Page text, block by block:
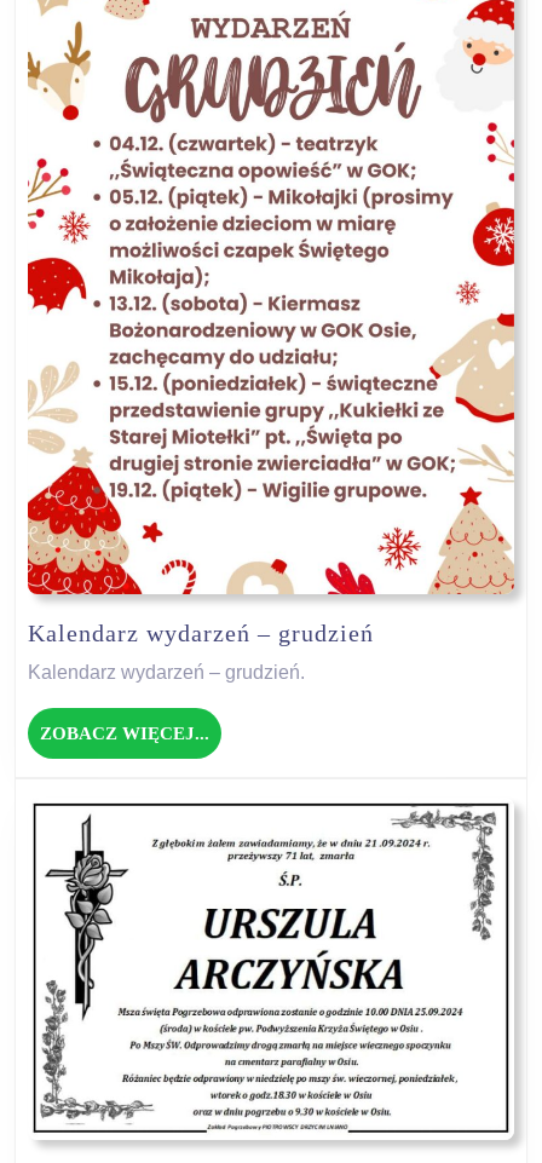
Kalendarz wydarzeń – grudzień
Kalendarz wydarzeń – grudzień.
ZOBACZ WIĘCEJ... ZOBACZ
WIĘCEJ...